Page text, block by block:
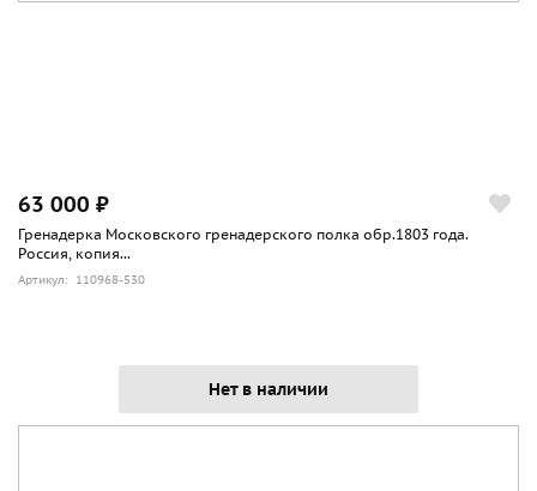
63 000 ₽
Гренадерка Московского гренадерского полка обр.1803 года.
Россия, копия...
Артикул: 110968-530
Нет в наличии